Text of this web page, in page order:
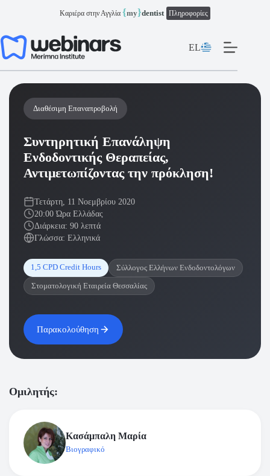
Καριέρα στην Αγγλία {my}dentist Πληροφορίες
EL
Διαθέσιμη Επαναπροβολή
Συντηρητική Επανάληψη
Ενδοδοντικής Θεραπείας,
Αντιμετωπίζοντας την πρόκληση!
Τετάρτη, 11 Νοεμβρίου 2020
20:00 Ώρα Ελλάδας
Διάρκεια: 90 λεπτά
Γλώσσα: Ελληνικά
1,5 CPD Credit Hours Σύλλογος Ελλήνων Ενδοδοντολόγων
Στοματολογική Εταιρεία Θεσσαλίας
Παρακολούθηση
Ομιλητής:
Κασάμπαλη Μαρία
Βιογραφικό